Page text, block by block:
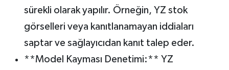
sürekli olarak yapılır. Örneğin, YZ stok
görselleri veya kanıtlanamayan iddiaları
saptar ve sağlayıcıdan kanıt talep eder.
**Model Kayması Denetimi:** YZ